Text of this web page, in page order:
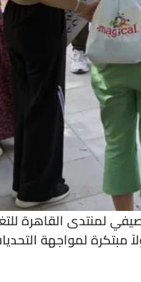
السبت 24 مايو 2025، وشارك فيها 12 مشارك/ة